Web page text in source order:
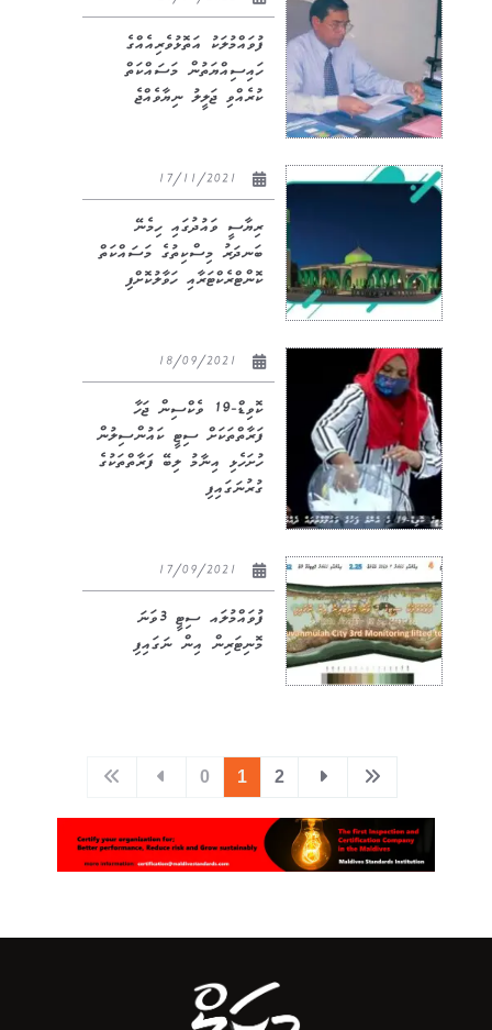
ފުވައްމުލަކު އަތޮޅުވެރިއެއްގެ
ހައިސިއްޔަތުން މަސައްކަތް
ކުރެއްވި ޖަލީލު ނިޔާވެއްޖެ
ރިޔާސީ ވައުދުގައި ހިމެނޭ
ބަނދަރު މިސްކިތުގެ މަސައްކަތް
ކޮންޓްރެކްޓަރާއި ހަވާލުކޮށްފި
ކޮވިޑް-19 ވެކްސިން ޖަހާ
ފަރާތްތަކަށް ސިޓީ ކައުންސިލުން
ހުށަހެޅި އިނާމު ލިބޭ ފަރާތްތަކުގެ
ގުރުނަގައިފި
ފުވައްމުލައ ސިޓީ 3ވަނަ
މޮނިޓަރިން އިން ނަގައިފި
0 1 2